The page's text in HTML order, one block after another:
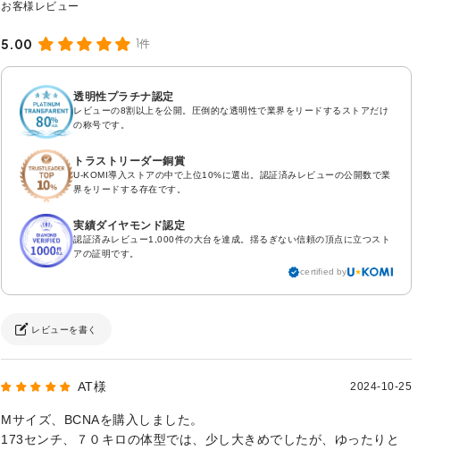
5.00 1件
透明性プラチナ認定
レビューの8割以上を公開。圧倒的な透明性で業界をリードするストアだけ
の称号です。
トラストリーダー銅賞
U-KOMI導入ストアの中で上位10%に選出。認証済みレビューの公開数で業
界をリードする存在です。
実績ダイヤモンド認定
認証済みレビュー1,000件の大台を達成。揺るぎない信頼の頂点に立つスト
アの証明です。
certified by
レビューを書く
AT様 2024-10-25
Mサイズ、BCNAを購入しました。
173センチ、７０キロの体型では、少し大きめでしたが、ゆったりと